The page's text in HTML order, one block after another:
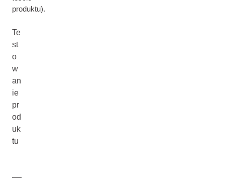
produktu).
Te
st
o
w
an
ie
pr
od
uk
tu